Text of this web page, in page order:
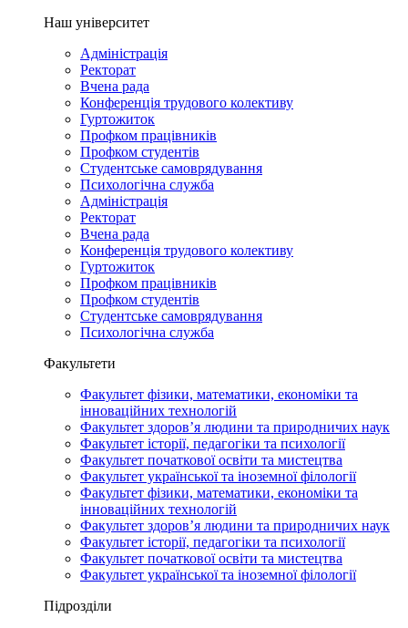
Наш університет
Адміністрація
Ректорат
Вчена рада
Конференція трудового колективу
Гуртожиток
Профком працівників
Профком студентів
Студентське самоврядування
Психологічна служба
Адміністрація
Ректорат
Вчена рада
Конференція трудового колективу
Гуртожиток
Профком працівників
Профком студентів
Студентське самоврядування
Психологічна служба
Факультети
Факультет фізики, математики, економіки та
інноваційних технологій
Факультет здоров’я людини та природничих наук
Факультет історії, педагогіки та психології
Факультет початкової освіти та мистецтва
Факультет української та іноземної філології
Факультет фізики, математики, економіки та
інноваційних технологій
Факультет здоров’я людини та природничих наук
Факультет історії, педагогіки та психології
Факультет початкової освіти та мистецтва
Факультет української та іноземної філології
Підрозділи